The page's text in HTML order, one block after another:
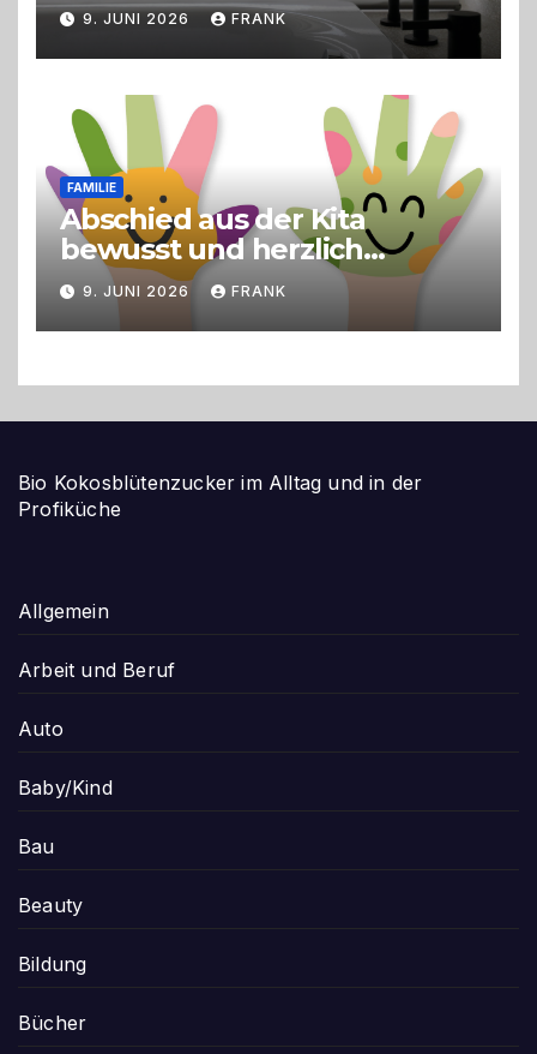
9. JUNI 2026 FRANK
FAMILIE
Abschied aus der Kita
bewusst und herzlich
gestalten
9. JUNI 2026 FRANK
Bio Kokosblütenzucker im Alltag und in der
Profiküche
Allgemein
Arbeit und Beruf
Auto
Baby/Kind
Bau
Beauty
Bildung
Bücher